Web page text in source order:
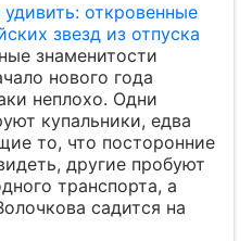
откровенные
звезд из отпуска
знаменитости
нового года
неплохо. Одни
купальники, едва
то, что посторонние
другие пробуют
транспорта, а
садится на